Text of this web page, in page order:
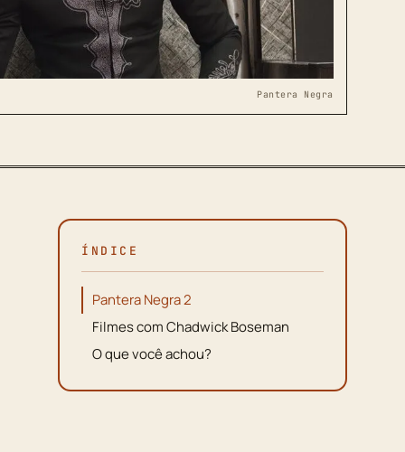
Pantera Negra
ÍNDICE
Pantera Negra 2
Filmes com Chadwick Boseman
O que você achou?